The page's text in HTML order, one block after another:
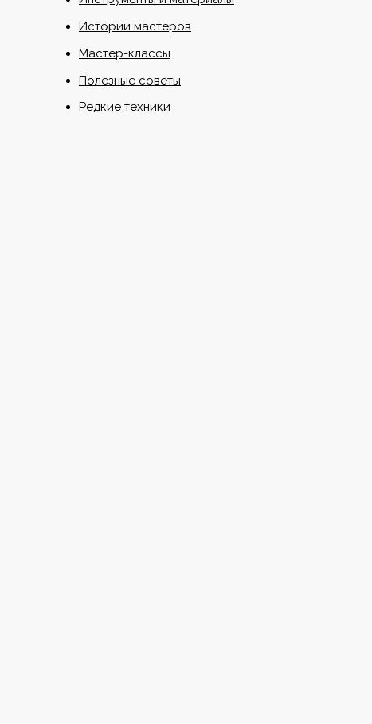
Истории мастеров
Мастер-классы
Полезные советы
Редкие техники